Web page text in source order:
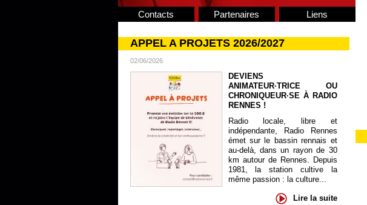
Contacts Partenaires Liens
APPEL A PROJETS 2026/2027
02/06/2026
DEVIENS
ANIMATEUR·TRICE OU
CHRONIQUEUR·SE À RADIO
RENNES !
Radio locale, libre et
indépendante, Radio Rennes
émet sur le bassin rennais et
au-delà, dans un rayon de 30
km autour de Rennes. Depuis
1981, la station cultive la
même passion : la culture...
Lire la suite